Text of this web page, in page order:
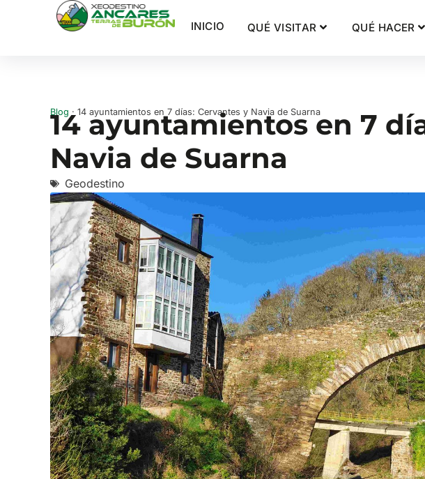
INICIO QUÉ VISITAR QUÉ HACER
Blog · 14 ayuntamientos en 7 días: Cervantes y Navia de Suarna
14 ayuntamientos en 7
Navia de Suarna
Geodestino